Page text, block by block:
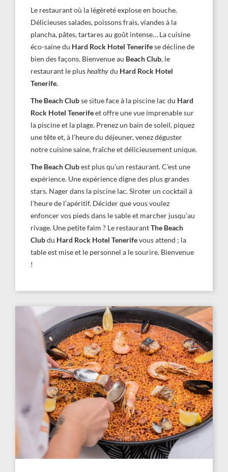
Le restaurant où la légèreté explose en bouche.
Délicieuses salades, poissons frais, viandes à la
plancha, pâtes, tartares au goût intense… La cuisine
éco-saine du Hard Rock Hotel Tenerifese décline de
bien des façons. Bienvenue au Beach Club, le
restaurant le plushealthydu Hard Rock Hotel
Tenerife.
The Beach Clubse situe face à la piscine lac du Hard
Rock Hotel Tenerifeet offre une vue imprenable sur
la piscine et la plage. Prenez un bain de soleil, piquez
une tête et, à l’heure du déjeuner, venez déguster
notre cuisine saine, fraîche et délicieusement unique.
The Beach Clubest plus qu’un restaurant. C’est une
expérience. Une expérience digne des plus grandes
stars. Nager dans la piscine lac. Siroter un cocktail à
l’heure de l’apéritif. Décider que vous voulez
enfoncer vos pieds dans le sable et marcher jusqu’au
rivage. Une petite faim ? Le restaurantThe Beach
Clubdu Hard Rock Hotel Tenerifevous attend ; la
table est mise et le personnel a le sourire. Bienvenue
!